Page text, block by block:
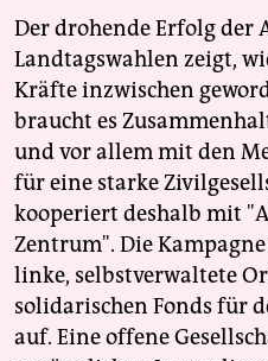
Der drohende Erfolg der
Landtagswahlen zeigt,
Kräfte inzwischen
braucht es
und vor allem mit den
für eine starke
kooperiert deshalb mit
Zentrum". Die
linke, selbstverwaltete
solidarischen Fonds für
auf. Eine offene